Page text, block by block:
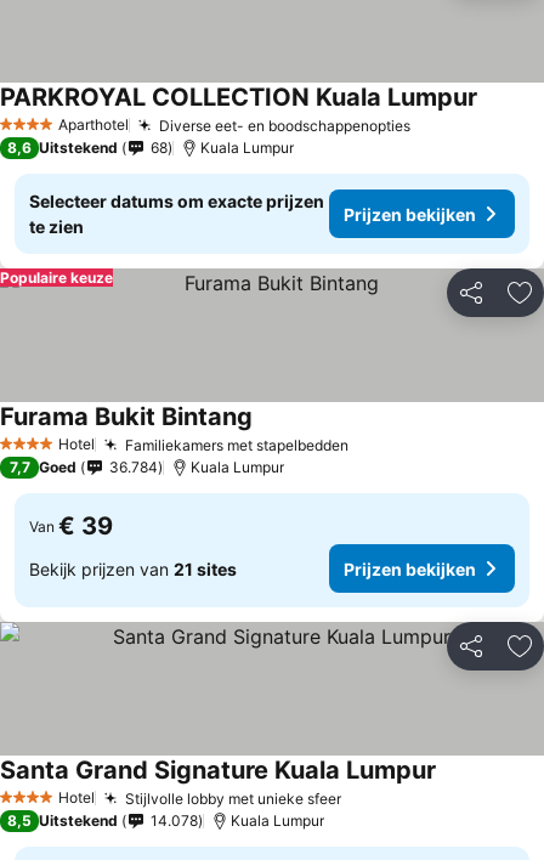
4 SterrenAparthotel Diverse eet- en boodschappenopties
PARKROYAL COLLECTION Kuala Lumpur
8,6 Uitstekend 68 Kuala Lumpur
Selecteer datums om exacte prijzen
te zien
Prijzen bekijken
Delen
Populaire keuze
4 SterrenHotel Familiekamers met stapelbedden
Furama Bukit Bintang
7,7 Goed 36.784 Kuala Lumpur
Van € 39
Bekijk prijzen van 21 sites Prijzen bekijken
Delen
4 SterrenHotel Stijlvolle lobby met unieke sfeer
Santa Grand Signature Kuala Lumpur
8,5 Uitstekend 14.078 Kuala Lumpur